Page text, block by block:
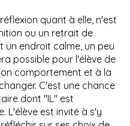
quant à elle, n'est
ou un retrait de
un endroit calme, un peu
possible pour l'élève de
comportement et à la
C'est une chance
dont "IL" est
L'élève est invité à s'y